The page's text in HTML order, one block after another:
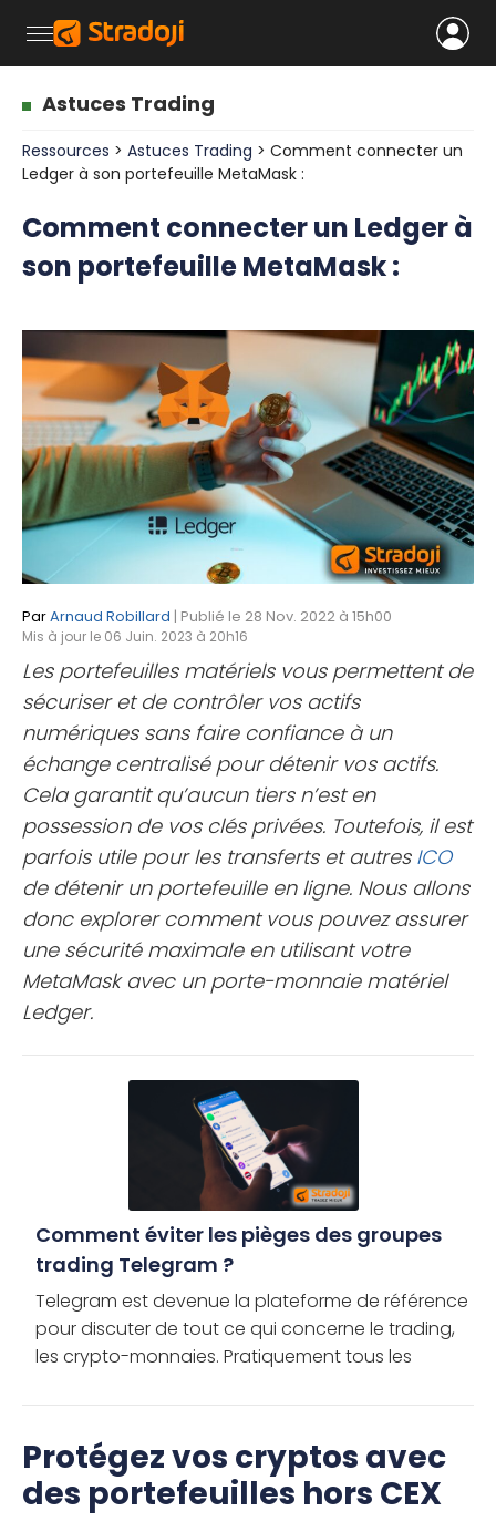
Astuces Trading
Ressources > Astuces Trading > Comment connecter un
Ledger à son portefeuille MetaMask :
Comment connecter un Ledger à
son portefeuille MetaMask :
ParArnaud Robillard | Publié le 28 Nov. 2022 à 15h00
Mis à jour le 06 Juin. 2023 à 20h16
Les portefeuilles matériels vous permettent de
sécuriser et de contrôler vos actifs
numériques sans faire confiance à un
échange centralisé pour détenir vos actifs.
Cela garantit qu’aucun tiers n’est en
possession de vos clés privées. Toutefois, il est
parfois utile pour les transferts et autres ICO
de détenir un portefeuille en ligne. Nous allons
donc explorer comment vous pouvez assurer
une sécurité maximale en utilisant votre
MetaMask avec un porte-monnaie matériel
Ledger.
Comment éviter les pièges des groupes
trading Telegram ?
Telegram est devenue la plateforme de référence
pour discuter de tout ce qui concerne le trading,
les crypto-monnaies. Pratiquement tous les
Protégez vos cryptos avec
des portefeuilles hors CEX